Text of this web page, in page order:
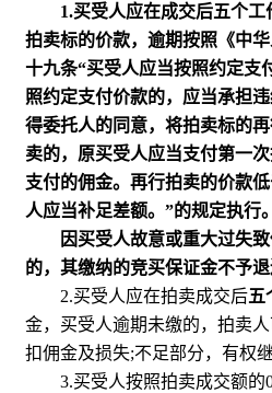
1.买受人应在成交后五个工
拍卖标的价款，逾期按照《中
十九条“买受人应当按照约定支
照约定支付价款的，应当承担
得委托人的同意，将拍卖标的
卖的，原买受人应当支付第一
支付的佣金。再行拍卖的价款
人应当补足差额。”的规定执行。
因买受人故意或重大过失致
的，其缴纳的竞买保证金不予退
2.买受人应在拍卖成交后五
金，买受人逾期未缴的，拍卖
扣佣金及损失;不足部分，有权
3.买受人按照拍卖成交额的